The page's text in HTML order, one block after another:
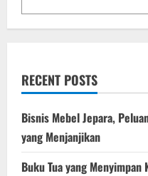
dan
RECENT POSTS
Bisnis Mebel Jepara,
yang Menjanjikan
Buku Tua yang